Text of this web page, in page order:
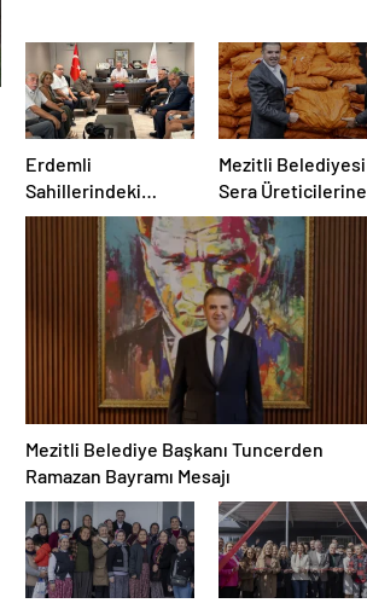
Erdemli
Sahillerindeki
Sorunlar Kaymakam
Tetikoğlu’na İletildi
Mezitli Belediyesi
Sera Üreticilerine
40 Ton Kömür
Desteği Sağladı
Mezitli Belediye Başkanı Tuncerden
Ramazan Bayramı Mesajı